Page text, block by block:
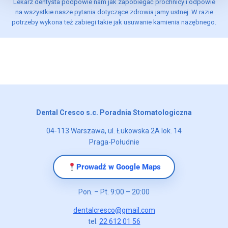
Lekarz dentysta podpowie nam jak zapobiegać próchnicy i odpowie
na wszystkie nasze pytania dotyczące zdrowia jamy ustnej. W razie
potrzeby wykona też zabiegi takie jak usuwanie kamienia nazębnego.
Dental Cresco s.c. Poradnia Stomatologiczna
04-113 Warszawa, ul. Łukowska 2A lok. 14
Praga-Południe
Prowadź w Google Maps
Pon. – Pt. 9:00 – 20:00
dentalcresco@gmail.com
tel. 22 612 01 56